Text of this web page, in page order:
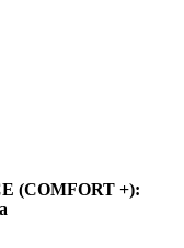
(COMFORT +):